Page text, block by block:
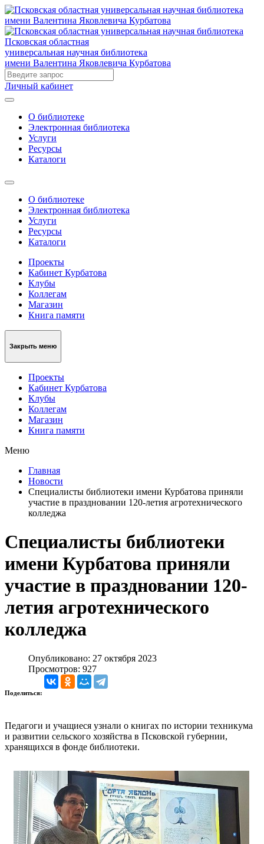
Псковская областная
универсальная научная библиотека
имени Валентина Яковлевича Курбатова
Личный кабинет
О библиотеке
Электронная библиотека
Услуги
Ресурсы
Каталоги
О библиотеке
Электронная библиотека
Услуги
Ресурсы
Каталоги
Проекты
Кабинет Курбатова
Клубы
Коллегам
Магазин
Книга памяти
Закрыть меню
Проекты
Кабинет Курбатова
Клубы
Коллегам
Магазин
Книга памяти
Меню
Главная
Новости
Специалисты библиотеки имени Курбатова приняли
участие в праздновании 120-летия агротехнического
колледжа
Специалисты библиотеки
имени Курбатова приняли
участие в праздновании 120-
летия агротехнического
колледжа
Опубликовано: 27 октября 2023
Просмотров: 927
Поделиться:
Педагоги и учащиеся узнали о книгах по истории техникума
и развитии сельского хозяйства в Псковской губернии,
хранящихся в фонде библиотеки.